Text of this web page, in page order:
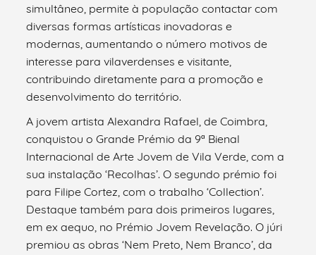
simultâneo, permite à população contactar com
diversas formas artísticas inovadoras e
modernas, aumentando o número motivos de
interesse para vilaverdenses e visitante,
contribuindo diretamente para a promoção e
desenvolvimento do território.
A jovem artista Alexandra Rafael, de Coimbra,
conquistou o Grande Prémio da 9ª Bienal
Internacional de Arte Jovem de Vila Verde, com a
sua instalação ‘Recolhas’. O segundo prémio foi
para Filipe Cortez, com o trabalho ‘Collection’.
Destaque também para dois primeiros lugares,
em ex aequo, no Prémio Jovem Revelação. O júri
premiou as obras ‘Nem Preto, Nem Branco’, da